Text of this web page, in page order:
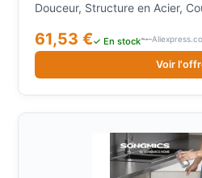
Douceur, Structure en Acier,
61,53 €✓ En stock
Voir